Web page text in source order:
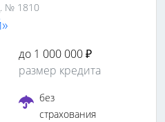
№ 1810
до 1 000 000 ₽
размер кредита
без
страхования